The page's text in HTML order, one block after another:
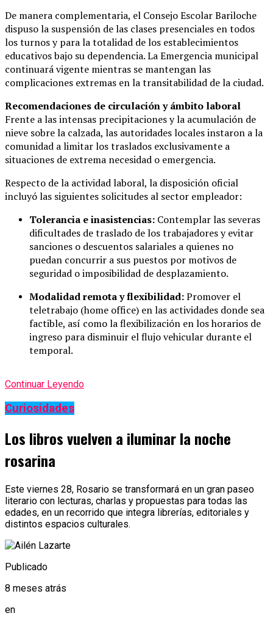
De manera complementaria, el Consejo Escolar Bariloche
dispuso la suspensión de las clases presenciales en todos
los turnos y para la totalidad de los establecimientos
educativos bajo su dependencia. La Emergencia municipal
continuará vigente mientras se mantengan las
complicaciones extremas en la transitabilidad de la ciudad.
Recomendaciones de circulación y ámbito laboral
Frente a las intensas precipitaciones y la acumulación de
nieve sobre la calzada, las autoridades locales instaron a la
comunidad a limitar los traslados exclusivamente a
situaciones de extrema necesidad o emergencia.
Respecto de la actividad laboral, la disposición oficial
incluyó las siguientes solicitudes al sector empleador:
Tolerancia e inasistencias: Contemplar las severas
dificultades de traslado de los trabajadores y evitar
sanciones o descuentos salariales a quienes no
puedan concurrir a sus puestos por motivos de
seguridad o imposibilidad de desplazamiento.
Modalidad remota y flexibilidad:Promover el
teletrabajo (home office) en las actividades donde sea
factible, así como la flexibilización en los horarios de
ingreso para disminuir el flujo vehicular durante el
temporal.
Continuar Leyendo
Curiosidades
Los libros vuelven a iluminar la noche
rosarina
Este viernes 28, Rosario se transformará en un gran paseo
literario con lecturas, charlas y propuestas para todas las
edades, en un recorrido que integra librerías, editoriales y
distintos espacios culturales.
Publicado
8 meses atrás
en